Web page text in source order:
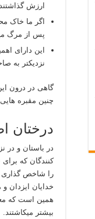
ارزش گذاشتند.
اگر ما خاک
پس از مرگ
این دارای
نزدیکتر به
گاهی در درون
چنین مقبره
درختان
در باستان و در
کنندگان که برای
را شاخص گذاری
خدایان ایزدان
همین است که
بیشتر میکاشتند.